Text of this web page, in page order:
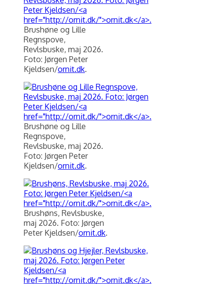
Brushøne og Lille
Regnspove,
Revlsbuske, maj 2026.
Foto: Jørgen Peter
Kjeldsen/ornit.dk.
Brushøne og Lille
Regnspove,
Revlsbuske, maj 2026.
Foto: Jørgen Peter
Kjeldsen/ornit.dk.
Brushøns, Revlsbuske,
maj 2026. Foto: Jørgen
Peter Kjeldsen/ornit.dk.